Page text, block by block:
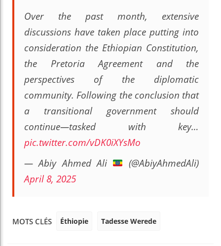
Over the past month, extensive
discussions have taken place putting into
consideration the Ethiopian Constitution,
the Pretoria Agreement and the
perspectives of the diplomatic
community. Following the conclusion that
a transitional government should
continue—tasked with key…
pic.twitter.com/vDK0iXYsMo
— Abiy Ahmed Ali
(@AbiyAhmedAli)
April 8, 2025
MOTS CLÉS Éthiopie Tadesse Werede